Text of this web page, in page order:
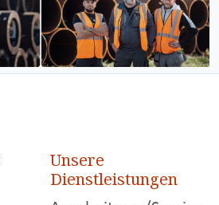
Unsere
Dienstleistungen